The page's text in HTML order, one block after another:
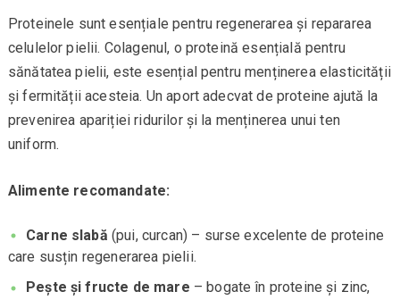
Proteinele sunt esențiale pentru regenerarea și repararea
celulelor pielii. Colagenul, o proteină esențială pentru
sănătatea pielii, este esențial pentru menținerea elasticității
și fermității acesteia. Un aport adecvat de proteine ajută la
prevenirea apariției ridurilor și la menținerea unui ten
uniform.
Alimente recomandate:
Carne slabă (pui, curcan) – surse excelente de proteine
care susțin regenerarea pielii.
Pește și fructe de mare – bogate în proteine și zinc,